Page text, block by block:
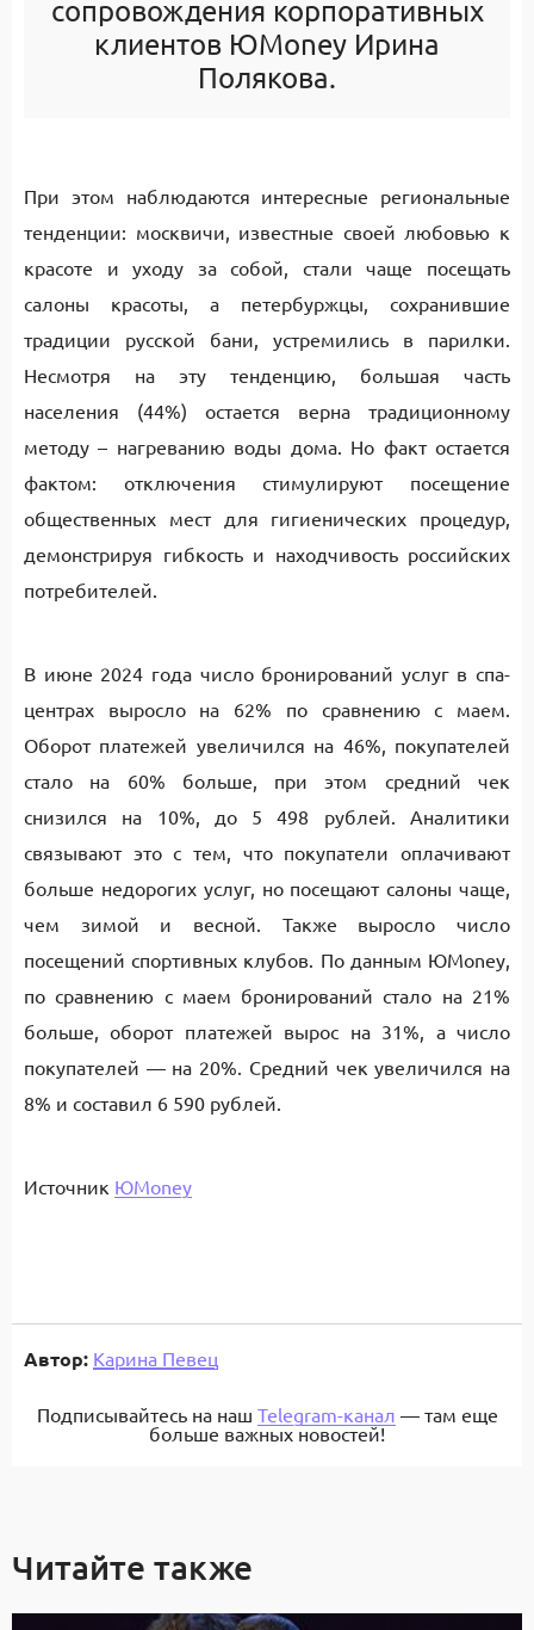
сопровождения корпоративных
клиентов ЮMoney Ирина
Полякова.
При этом наблюдаются интересные региональные
тенденции: москвичи, известные своей любовью к
красоте и уходу за собой, стали чаще посещать
салоны красоты, а петербуржцы, сохранившие
традиции русской бани, устремились в парилки.
Несмотря на эту тенденцию, большая часть
населения (44%) остается верна традиционному
методу – нагреванию воды дома. Но факт остается
фактом: отключения стимулируют посещение
общественных мест для гигиенических процедур,
демонстрируя гибкость и находчивость российских
потребителей.
В июне 2024 года число бронирований услуг в спа-
центрах выросло на 62% по сравнению с маем.
Оборот платежей увеличился на 46%, покупателей
стало на 60% больше, при этом средний чек
снизился на 10%, до 5 498 рублей. Аналитики
связывают это с тем, что покупатели оплачивают
больше недорогих услуг, но посещают салоны чаще,
чем зимой и весной. Также выросло число
посещений спортивных клубов. По данным ЮMoney,
по сравнению с маем бронирований стало на 21%
больше, оборот платежей вырос на 31%, а число
покупателей — на 20%. Средний чек увеличился на
8% и составил 6 590 рублей.
Источник ЮMoney
Автор: Карина Певец
Подписывайтесь на наш Telegram-канал — там еще
больше важных новостей!
Читайте также